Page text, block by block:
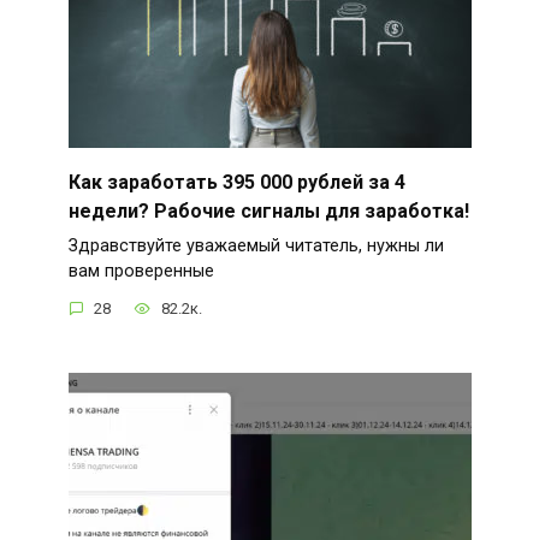
Как заработать 395 000 рублей за 4
недели? Рабочие сигналы для заработка!
Здравствуйте уважаемый читатель, нужны ли
вам проверенные
28 82.2к.